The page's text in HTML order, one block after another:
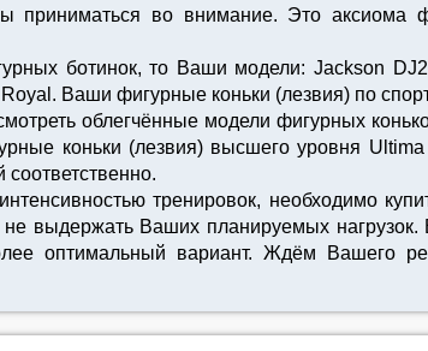
во внимание. Это аксиома
ботинок, то Ваши модели: Jackson
Ваши фигурные коньки (лезвия) по
облегчённые модели фигурных
коньки (лезвия) высшего уровня
тренировок, необходимо
выдержать Ваших планируемых
оптимальный вариант. Ждём Вашего